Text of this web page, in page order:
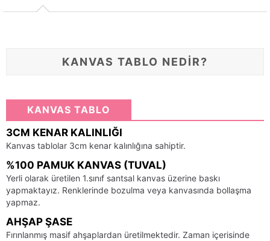
KANVAS TABLO NEDİR?
KANVAS TABLO
3CM KENAR KALINLIĞI
Kanvas tablolar 3cm kenar kalınlığına sahiptir.
%100 PAMUK KANVAS (TUVAL)
Yerli olarak üretilen 1.sınıf santsal kanvas üzerine baskı
yapmaktayız. Renklerinde bozulma veya kanvasında bollaşma
yapmaz.
AHŞAP ŞASE
Fırınlanmış masif ahşaplardan üretilmektedir. Zaman içerisinde